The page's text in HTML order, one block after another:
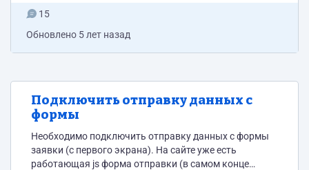
15
Обновлено 5 лет назад
Подключить отправку данных с
формы
Необходимо подключить отправку данных с формы
заявки (с первого экрана). На сайте уже есть
работающая js форма отправки (в самом конце